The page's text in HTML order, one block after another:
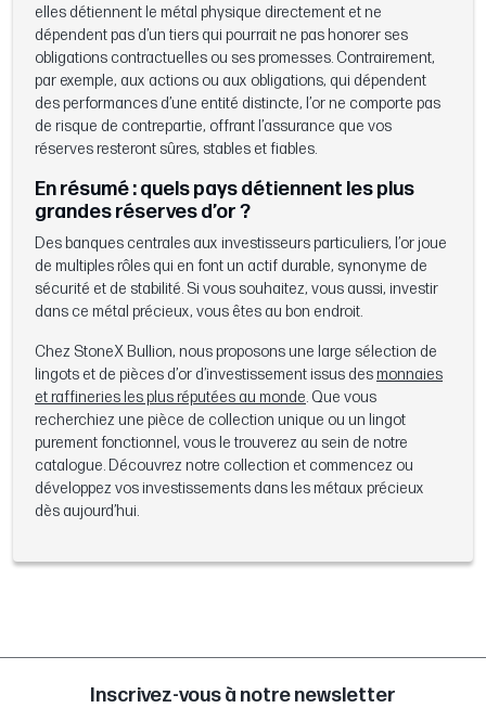
elles détiennent le métal physique directement et ne
dépendent pas d’un tiers qui pourrait ne pas honorer ses
obligations contractuelles ou ses promesses. Contrairement,
par exemple, aux actions ou aux obligations, qui dépendent
des performances d’une entité distincte, l’or ne comporte pas
de risque de contrepartie, offrant l’assurance que vos
réserves resteront sûres, stables et fiables.
En résumé : quels pays détiennent les plus
grandes réserves d’or ?
Des banques centrales aux investisseurs particuliers, l’or joue
de multiples rôles qui en font un actif durable, synonyme de
sécurité et de stabilité. Si vous souhaitez, vous aussi, investir
dans ce métal précieux, vous êtes au bon endroit.
Chez StoneX Bullion, nous proposons une large sélection de
lingots et de pièces d’or d’investissement issus desmonnaies
et raffineries les plus réputées au monde. Que vous
recherchiez une pièce de collection unique ou un lingot
purement fonctionnel, vous le trouverez au sein de notre
catalogue. Découvrez notre collection et commencez ou
développez vos investissements dans les métaux précieux
dès aujourd’hui.
Inscrivez-vous à notre newsletter